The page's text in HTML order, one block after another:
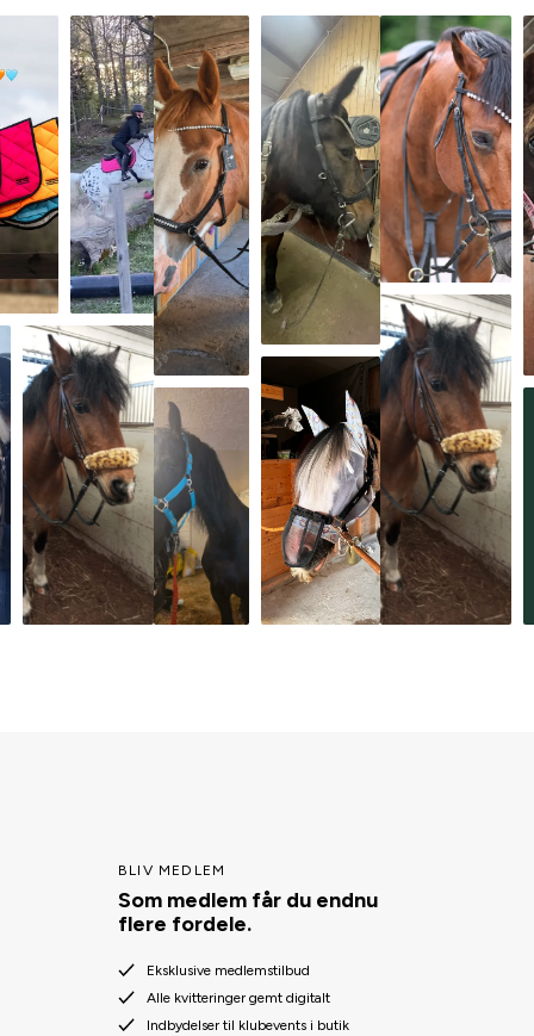
BLIV MEDLEM
Som medlem får du endnu
flere fordele.
Eksklusive medlemstilbud
Alle kvitteringer gemt digitalt
Indbydelser til klubevents i butik